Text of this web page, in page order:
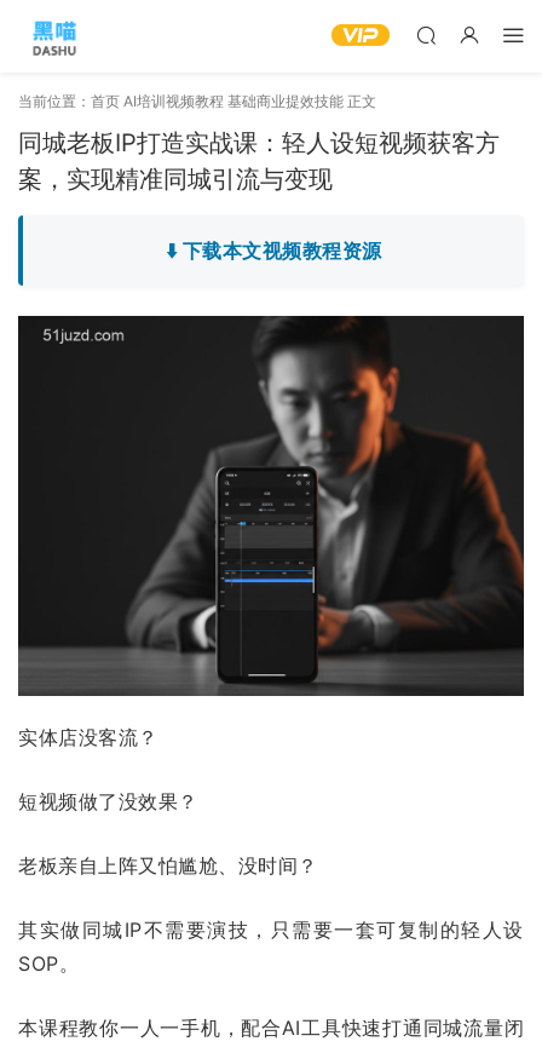
当前位置： 首页 AI培训视频教程 基础商业提效技能 正文
同城老板IP打造实战课：轻人设短视频获客方
案，实现精准同城引流与变现
⬇️ 下载本文视频教程资源
实体店没客流？
短视频做了没效果？
老板亲自上阵又怕尴尬、没时间？
其实做同城IP不需要演技，只需要一套可复制的轻人设
SOP。
本课程教你一人一手机，配合AI工具快速打通同城流量闭